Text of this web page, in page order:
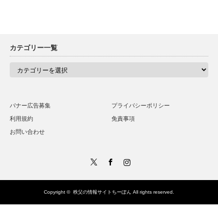
カテゴリー一覧
覧バナー広告募集
プライバシーポリシー
利用規約
免責事項
お問い合わせ
Instagram
Copyright © 秩父の情報サイトちーぽん All rights reserved.